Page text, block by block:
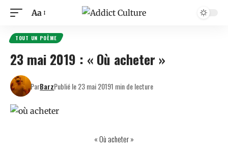
Aa
TOUT UN POÈME
23 mai 2019 : « Où acheter »
ParBarzPublié le 23 mai 20191 min de lecture
« Où acheter »